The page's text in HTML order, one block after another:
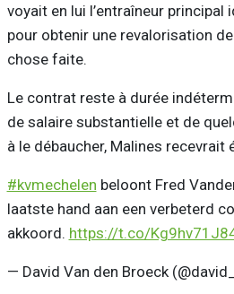
voyait en lui l’entraîneur
pour obtenir une revalorisation
chose faite.
Le contrat reste à durée
de salaire substantielle et de
à le débaucher, Malines recevrait
#kvmechelen beloont Fred
laatste hand aan een verbeterd
akkoord. https://t.co/
— David Van den Broeck